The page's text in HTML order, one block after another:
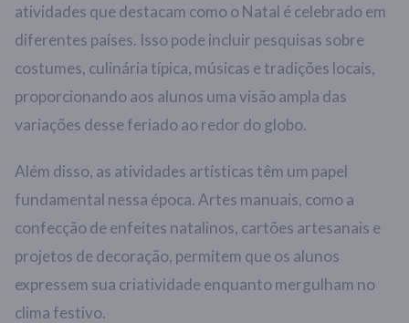
atividades que destacam como o Natal é celebrado em
diferentes países. Isso pode incluir pesquisas sobre
costumes, culinária típica, músicas e tradições locais,
proporcionando aos alunos uma visão ampla das
variações desse feriado ao redor do globo.
Além disso, as atividades artísticas têm um papel
fundamental nessa época. Artes manuais, como a
confecção de enfeites natalinos, cartões artesanais e
projetos de decoração, permitem que os alunos
expressem sua criatividade enquanto mergulham no
clima festivo.